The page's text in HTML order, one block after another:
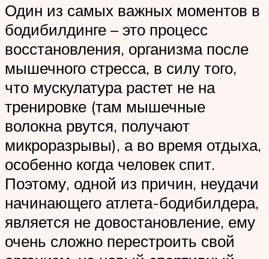
Один из самых важных моментов в
бодибилдинге – это процесс
восстановления, организма после
мышечного стресса, в силу того,
что мускулатура растет не на
тренировке (там мышечные
волокна рвутся, получают
микроразрывы), а во время отдыха,
особенно когда человек спит.
Поэтому, одной из причин, неудачи
начинающего атлета-бодибилдера,
является не довостановление, ему
очень сложно перестроить свой